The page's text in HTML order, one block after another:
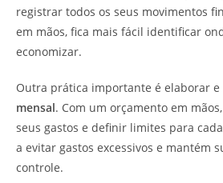
registrar todos os seus movimentos
em mãos, fica mais fácil identificar
economizar.
Outra prática importante é elaborar e
mensal. Com um orçamento em
seus gastos e definir limites para
a evitar gastos excessivos e mantém
controle.